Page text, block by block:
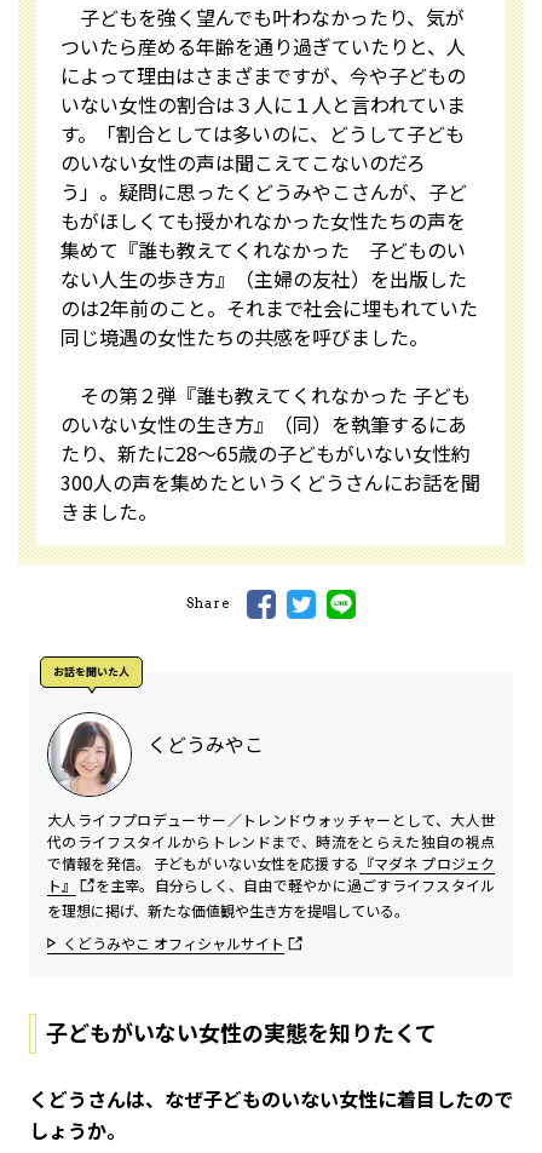
子どもを強く望んでも叶わなかったり、気が
ついたら産める年齢を通り過ぎていたりと、人
によって理由はさまざまですが、今や子どもの
いない女性の割合は３人に１人と言われていま
す。「割合としては多いのに、どうして子ども
のいない女性の声は聞こえてこないのだろ
う」。疑問に思ったくどうみやこさんが、子ど
もがほしくても授かれなかった女性たちの声を
集めて『誰も教えてくれなかった 子どものい
ない人生の歩き方』（主婦の友社）を出版した
のは2年前のこと。それまで社会に埋もれていた
同じ境遇の女性たちの共感を呼びました。
その第２弾『誰も教えてくれなかった 子ども
のいない女性の生き方』（同）を執筆するにあ
たり、新たに28〜65歳の子どもがいない女性約
300人の声を集めたというくどうさんにお話を聞
きました。
Share
お話を聞いた⼈
くどうみやこ
大人ライフプロデューサー／トレンドウォッチャーとして、大人世
代のライフスタイルからトレンドまで、時流をとらえた独自の視点
で情報を発信。 子どもがいない女性を応援する 『マダネ プロジェク
ト』
を主宰。自分らしく、自由で軽やかに過ごすライフスタイル
を理想に掲げ、新たな価値観や生き方を提唱している。
くどうみやこ オフィシャルサイト
子どもがいない女性の実態を知りたくて
――くどうさんは、なぜ子どものいない女性に着目したので
しょうか。